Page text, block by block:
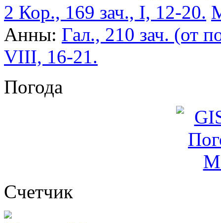
2 Кор., 169 зач., I, 12-20.
Анны: Гал., 210 зач. (от
VIII, 16-21.
Погода
Cчетчик